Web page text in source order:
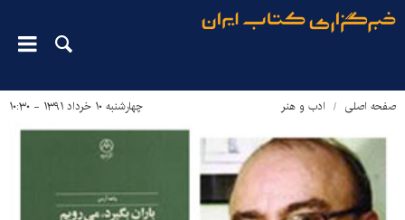
صفحه اصلی ادب و هنر چهارشنبه ۱۰ خرداد ۱۳۹۱ - ۱۰:۳۰